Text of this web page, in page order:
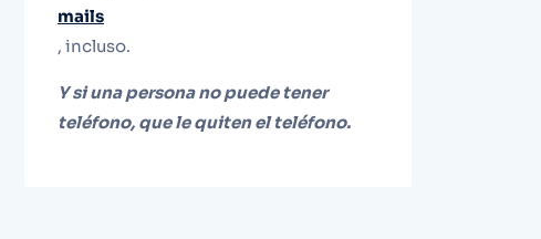
mails
, incluso.
Y si una persona no puede tener
teléfono, que le quiten el teléfono.